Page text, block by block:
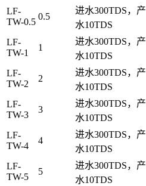
LF-
TW-0.5
0.5
进水300TDS，产
水10TDS
LF-
TW-1
1
进水300TDS，产
水10TDS
LF-
TW-2
2
进水300TDS，产
水10TDS
LF-
TW-3
3
进水300TDS，产
水10TDS
LF-
TW-4
4
进水300TDS，产
水10TDS
LF-
TW-5
5
进水300TDS，产
水10TDS